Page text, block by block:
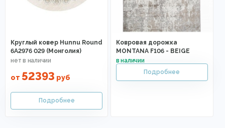
Круглый ковер Hunnu Round
6A2976 029 (Монголия)
от 52393 руб
Ковровая дорожка
MONTANA F106 - BEIGE